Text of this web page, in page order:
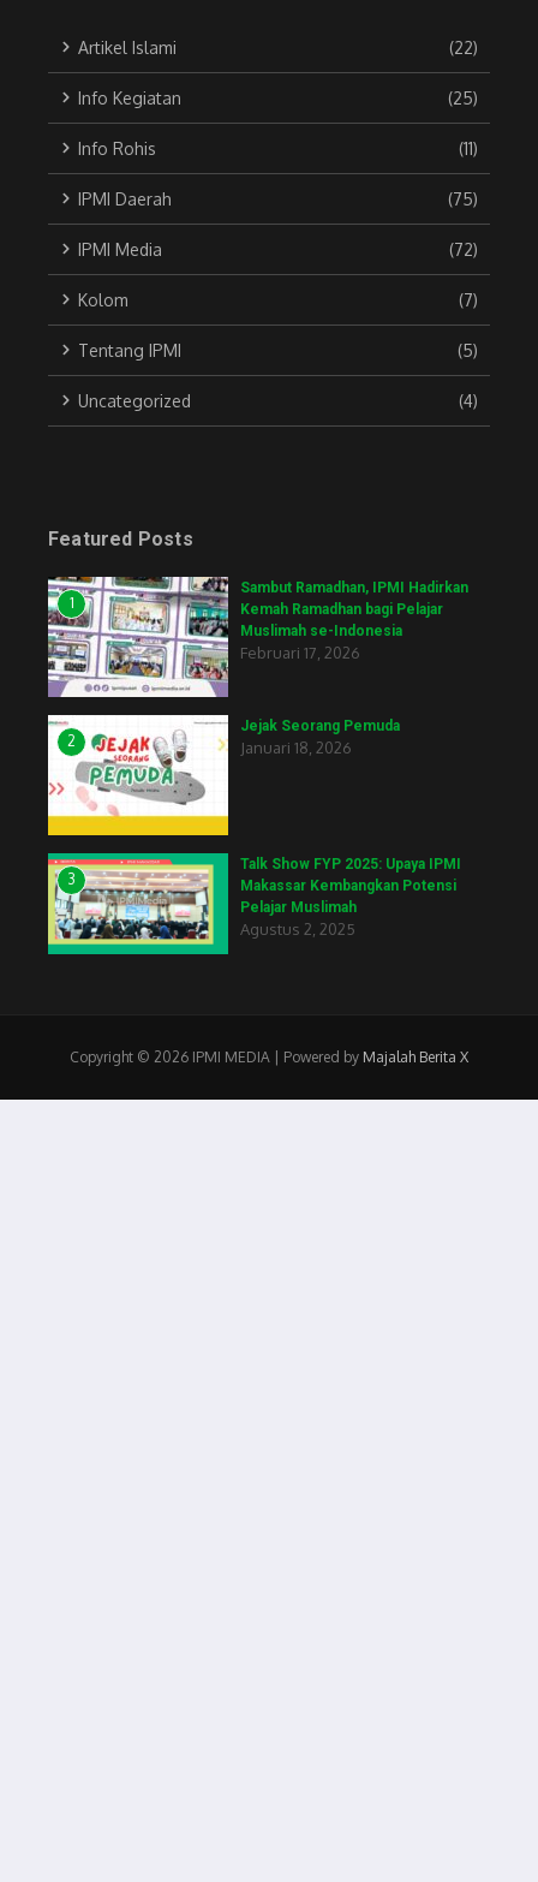
Artikel Islami (22)
Info Kegiatan (25)
Info Rohis (11)
IPMI Daerah (75)
IPMI Media (72)
Kolom (7)
Tentang IPMI (5)
Uncategorized (4)
Featured Posts
1
Sambut Ramadhan, IPMI Hadirkan
Kemah Ramadhan bagi Pelajar
Muslimah se-Indonesia
Februari 17, 2026
2
Jejak Seorang Pemuda
Januari 18, 2026
3
Talk Show FYP 2025: Upaya IPMI
Makassar Kembangkan Potensi
Pelajar Muslimah
Agustus 2, 2025
Copyright © 2026 IPMI MEDIA | Powered by Majalah Berita X